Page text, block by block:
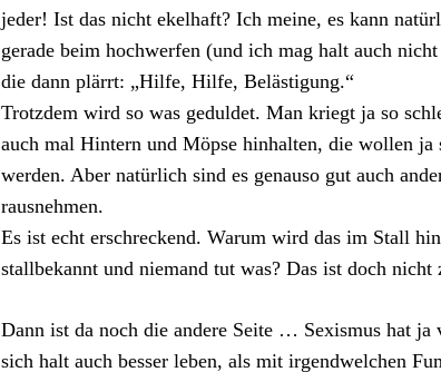
jeder! Ist das nicht ekelhaft? Ich meine, es kann
gerade beim hochwerfen (und ich mag halt auch
die dann plärrt: „Hilfe, Hilfe, Belästigung.“
Trotzdem wird so was geduldet. Man kriegt ja so
auch mal Hintern und Möpse hinhalten, die wollen ja
werden. Aber natürlich sind es genauso gut auch
rausnehmen.
Es ist echt erschreckend. Warum wird das im Stall
stallbekannt und niemand tut was? Das ist doch nicht
Dann ist da noch die andere Seite … Sexismus hat ja
sich halt auch besser leben, als mit irgendwelchen